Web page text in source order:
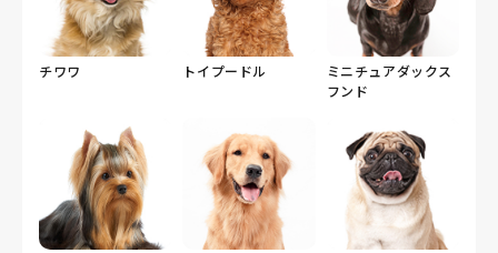
チワワ トイプードル
ミニチュアダックス
フンド